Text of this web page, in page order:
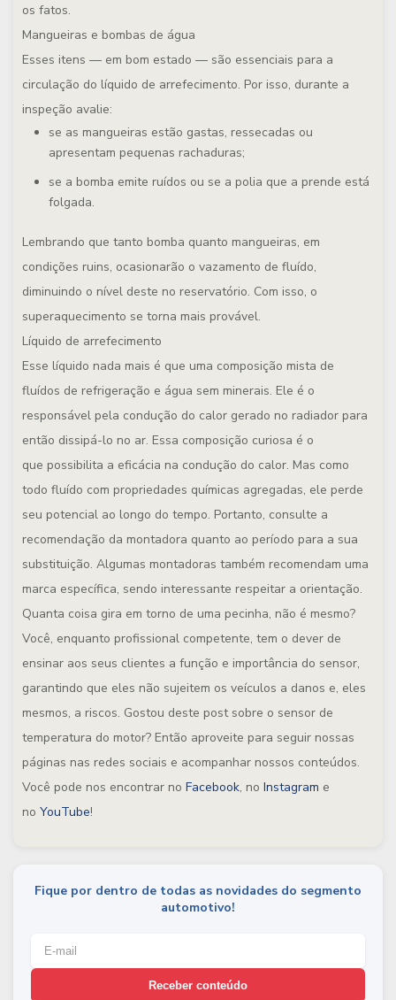
os fatos.
Mangueiras e bombas de água
Esses itens — em bom estado — são essenciais para a
circulação do líquido de arrefecimento. Por isso, durante a
inspeção avalie:
se as mangueiras estão gastas, ressecadas ou
apresentam pequenas rachaduras;
se a bomba emite ruídos ou se a polia que a prende está
folgada.
Lembrando que tanto bomba quanto mangueiras, em
condições ruins, ocasionarão o vazamento de fluído,
diminuindo o nível deste no reservatório. Com isso, o
superaquecimento se torna mais provável.
Líquido de arrefecimento
Esse líquido nada mais é que uma composição mista de
fluídos de refrigeração e água sem minerais. Ele é o
responsável pela condução do calor gerado no radiador para
então dissipá-lo no ar. Essa composição curiosa é o
que possibilita a eficácia na condução do calor. Mas como
todo fluído com propriedades químicas agregadas, ele perde
seu potencial ao longo do tempo. Portanto, consulte a
recomendação da montadora quanto ao período para a sua
substituição. Algumas montadoras também recomendam uma
marca específica, sendo interessante respeitar a orientação.
Quanta coisa gira em torno de uma pecinha, não é mesmo?
Você, enquanto profissional competente, tem o dever de
ensinar aos seus clientes a função e importância do sensor,
garantindo que eles não sujeitem os veículos a danos e, eles
mesmos, a riscos. Gostou deste post sobre o sensor de
temperatura do motor? Então aproveite para seguir nossas
páginas nas redes sociais e acompanhar nossos conteúdos.
Você pode nos encontrar no Facebook, no Instagram e
no YouTube!
Fique por dentro de todas as novidades do segmento
automotivo!
Receber conteúdo